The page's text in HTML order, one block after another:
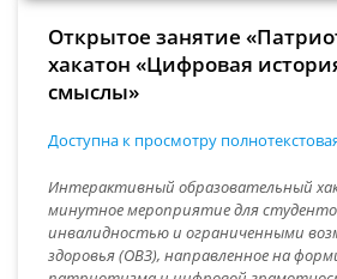
Открытое занятие
хакатон «Цифровая
смыслы»
Доступна к просмотру
Интерактивный образовательный
минутное мероприятие для
инвалидностью и ограниченными
здоровья (ОВЗ), направленное на